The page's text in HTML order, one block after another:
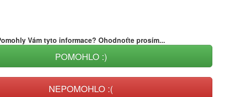
Vám tyto informace? Ohodnoťte prosím...
POMOHLO :)
NEPOMOHLO :(